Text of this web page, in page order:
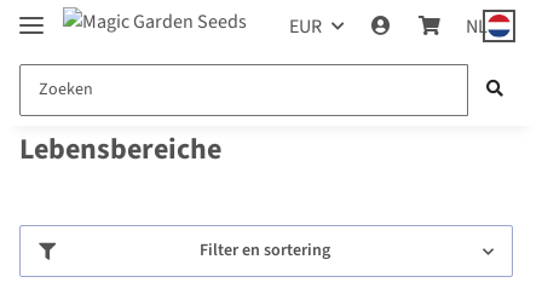
EUR NL
Lebensbereiche
Filter en sortering